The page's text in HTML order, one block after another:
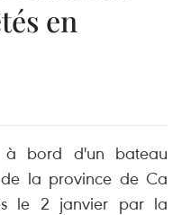
en
à bord d'un bateau
la province de Ca
le 2 janvier par la